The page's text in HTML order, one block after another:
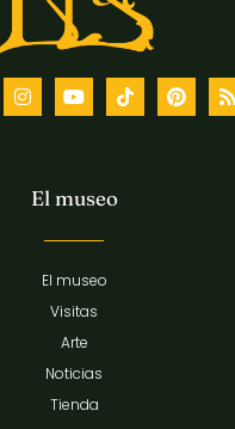
El museo
El museo
Visitas
Arte
Noticias
Tienda